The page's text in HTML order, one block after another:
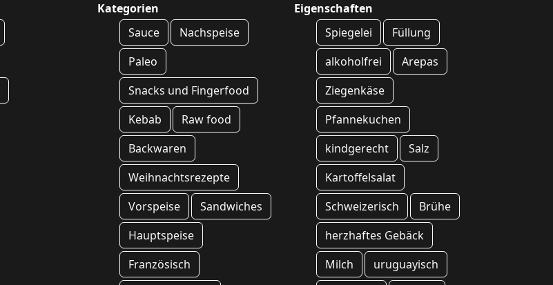
Kategorien
Sauce
Nachspeise
Paleo
Snacks und Fingerfood
Kebab
Raw food
Backwaren
Weihnachtsrezepte
Vorspeise
Sandwiches
Hauptspeise
Französisch
Eigenschaften
Spiegelei
Füllung
alkoholfrei
Arepas
Ziegenkäse
Pfannekuchen
kindgerecht
Salz
Kartoffelsalat
Schweizerisch
Brühe
herzhaftes Gebäck
Milch
uruguayisch